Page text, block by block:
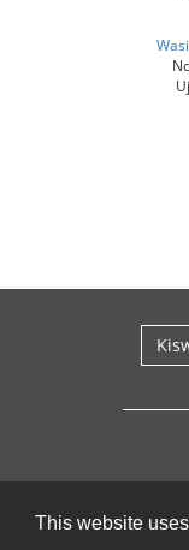
This website